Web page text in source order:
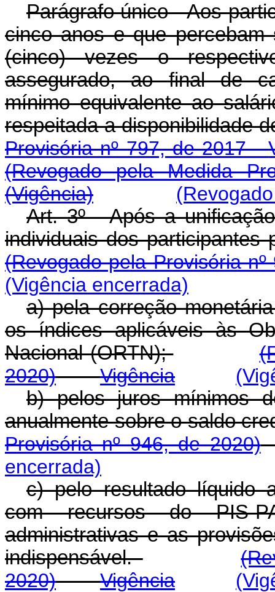
Parágrafo único - Aos
cinco anos e que
(cinco) vezes o
assegurado, ao final de
mínimo equivalente ao
respeitada a disponibilidade
Provisória nº 797, de 2017 -
(Revogado pela Medida
(Vigência)
Art. 3º - Após a
individuais dos participantes
(Revogado pela Provisória
(Vigência encerrada)
a) pela correção
os índices aplicáveis às
Nacional (ORTN);
2020)
Vigência (Vig
b) pelos juros mínimos
anualmente sobre o saldo
Provisória nº 946, de 2020)
encerrada)
c) pelo resultado líquido
com recursos do PIS-
administrativas e as
indispensável.
2020)
Vigência (Vig